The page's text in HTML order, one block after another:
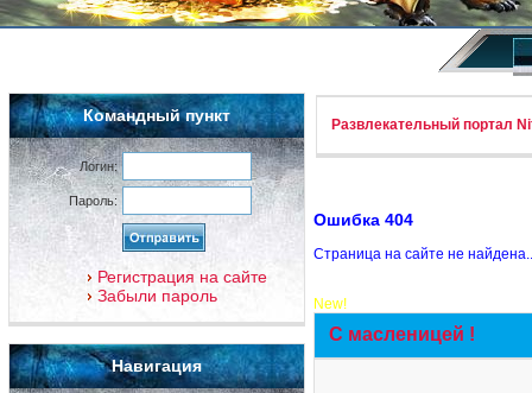
Командный пункт
Логин:
Пароль:
Регистрация на сайте
Забыли пароль
Навигация
Развлекательный портал
Ошибка 404
Страница на сайте не
New!
С масленицей !